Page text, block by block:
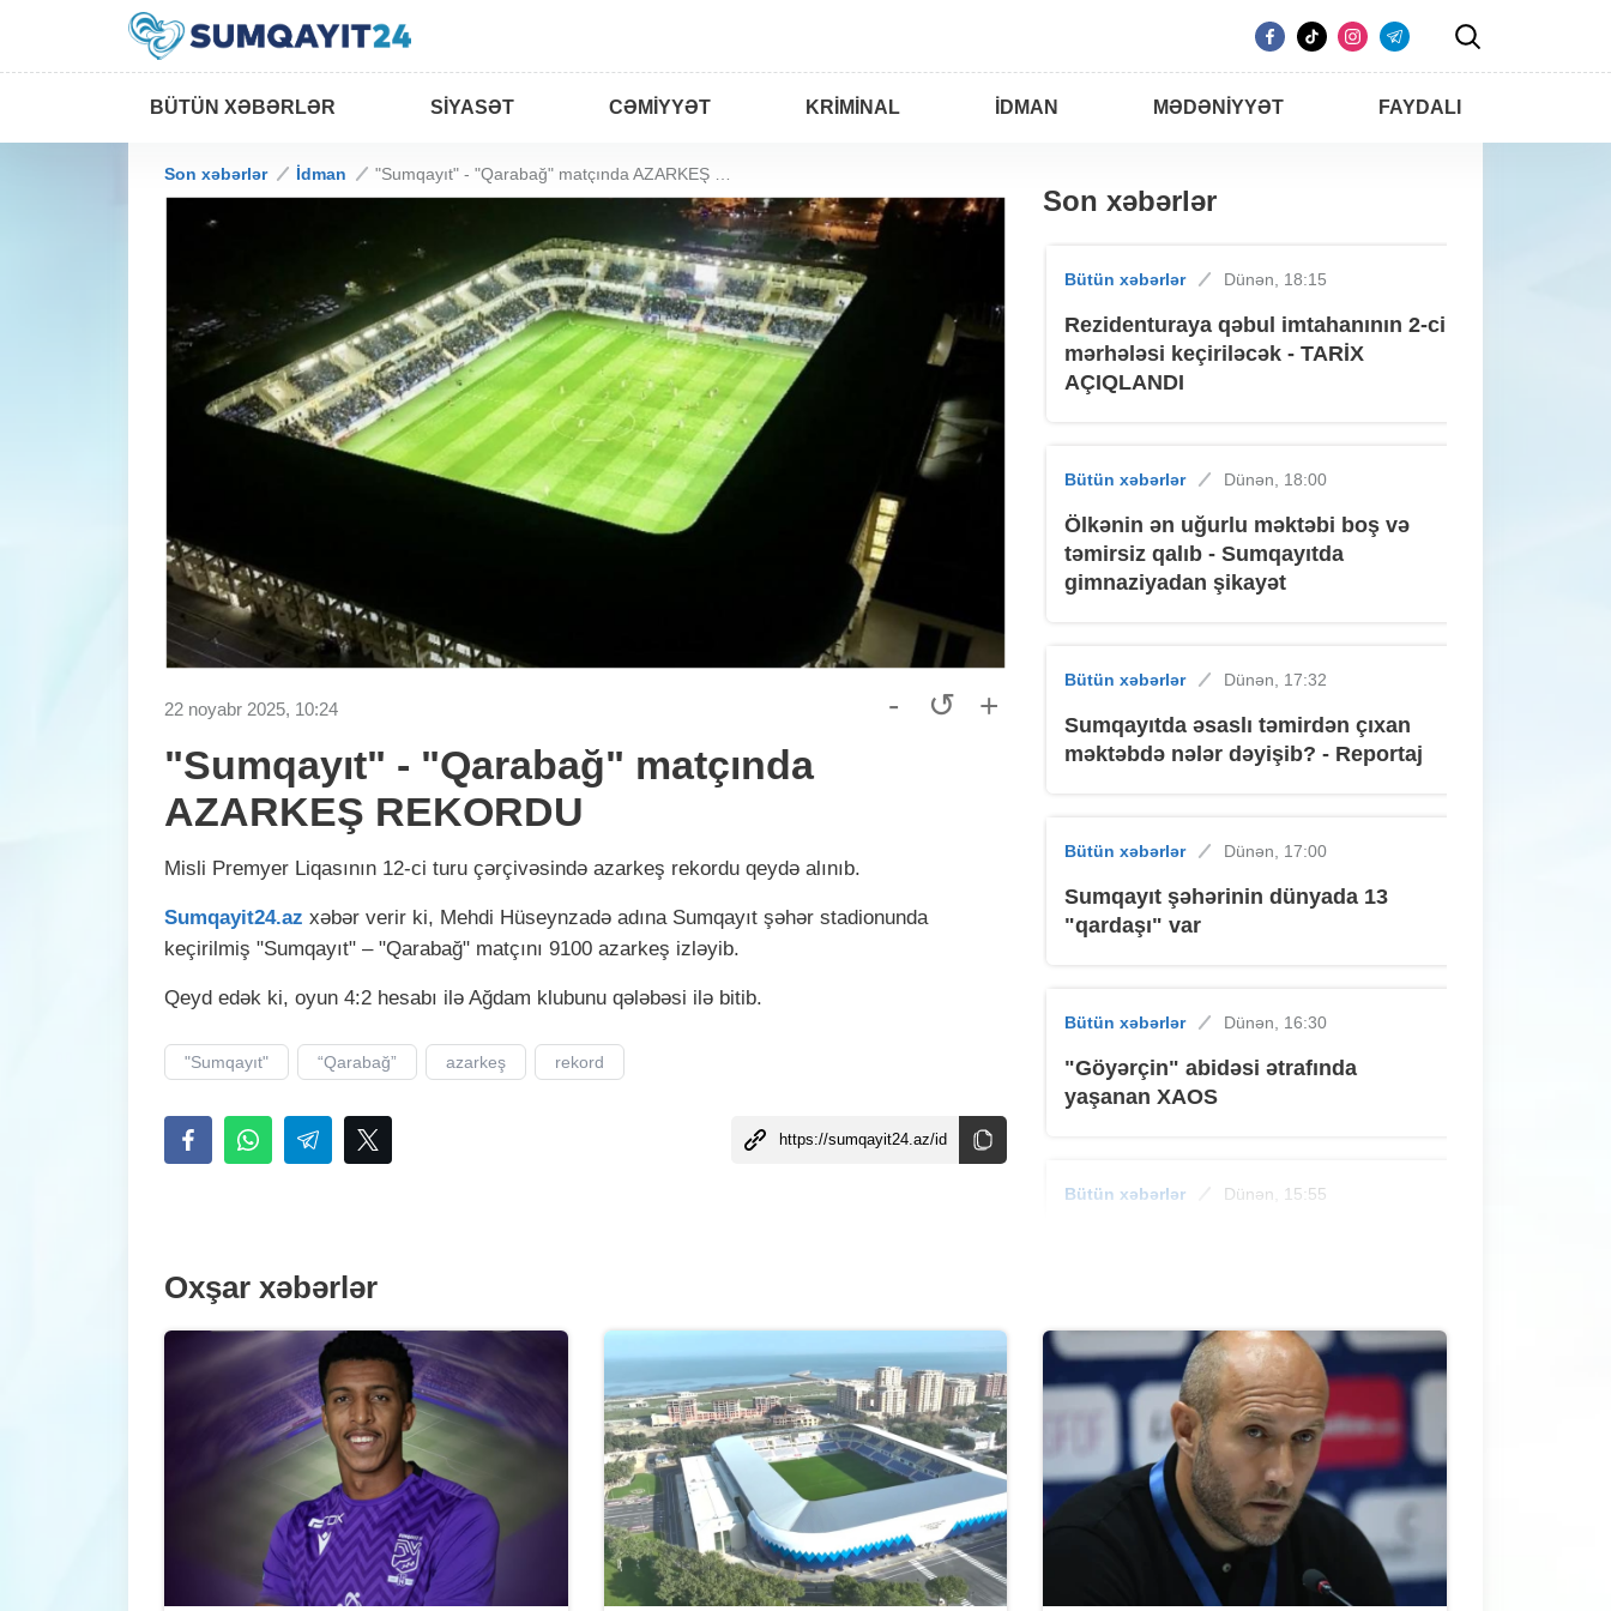
BÜTÜN XƏBƏRLƏR SIYASƏT CƏMIYYƏT KRIMINAL İDMAN MƏDƏNIYYƏT FAYDALI
Son xəbərlər İdman
22 noyabr 2025, 10:24 - ↺ +
"Sumqayıt" - "Qarabağ" matçında
AZARKEŞ REKORDU
Misli Premyer Liqasının 12-ci turu çərçivəsində azarkeş rekordu qeydə alınıb.
Sumqayit24.az xəbər verir ki, Mehdi Hüseynzadə adına Sumqayıt şəhər stadionunda
keçirilmiş "Sumqayıt" – "Qarabağ" matçını 9100 azarkeş izləyib.
Qeyd edək ki, oyun 4:2 hesabı ilə Ağdam klubunu qələbəsi ilə bitib.
"Sumqayıt" “Qarabağ” azarkeş rekord
Son xəbərlər
Bütün xəbərlər Dünən, 18:15
Rezidenturaya qəbul imtahanının 2-ci
mərhələsi keçiriləcək - TARİX
AÇIQLANDI
Bütün xəbərlər Dünən, 18:00
Ölkənin ən uğurlu məktəbi boş və
təmirsiz qalıb - Sumqayıtda
gimnaziyadan şikayət
Bütün xəbərlər Dünən, 17:32
Sumqayıtda əsaslı təmirdən çıxan
məktəbdə nələr dəyişib? - Reportaj
Bütün xəbərlər Dünən, 17:00
Sumqayıt şəhərinin dünyada 13
"qardaşı" var
Bütün xəbərlər Dünən, 16:30
"Göyərçin" abidəsi ətrafında
yaşanan XAOS
Bütün xəbərlər Dünən, 15:55
Bütün xəbərlər Dünən, 15:33
Sumqayıtda oğlan sevgilisini dəniz
sahilinə aparıb döydü - MƏHKƏMƏ
Bütün xəbərlər Dünən, 15:03
Sabah çimərliyə getmək istəyənlərin
Oxşar xəbərlər